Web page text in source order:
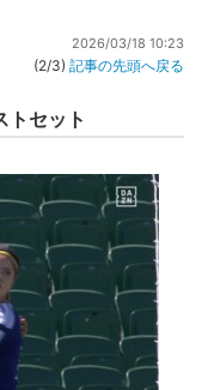
2026/03/18 10:23
(2/3) 記事の先頭へ戻る
トセット